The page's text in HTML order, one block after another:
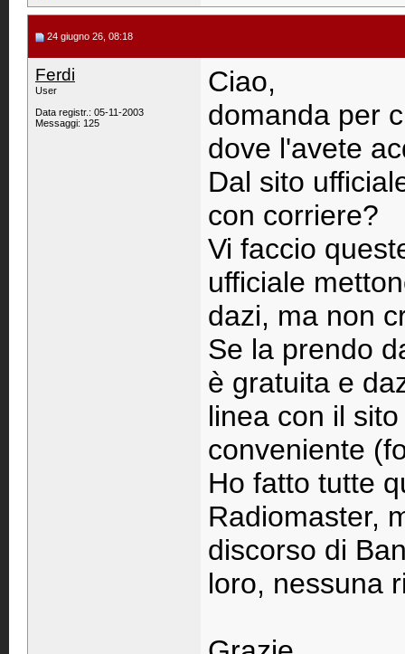
24 giugno 26, 08:18
Ferdi
User
Data registr.: 05-11-2003
Messaggi: 125
Ciao,
domanda per
dove l'avete
Dal sito
con corriere?
Vi faccio
ufficiale
dazi, ma non
Se la prendo
è gratuita e
linea con il
conveniente
Ho fatto tutte
Radiomaster,
discorso di
loro, nessuna